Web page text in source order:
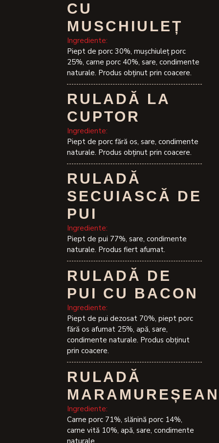
CU
MUSCHIULEȚ
Ingrediente:
Piept de porc 30%, muşchiuleţ porc
25%, carne porc 40%, sare, condimente
naturale. Produs obţinut prin coacere.
RULADĂ LA
CUPTOR
Ingrediente:
Piept de porc fără os, sare, condimente
naturale. Produs obţinut prin coacere.
RULADĂ
SECUIASCĂ DE
PUI
Ingrediente:
Piept de pui 77%, sare, condimente
naturale. Produs fiert afumat.
RULADĂ DE
PUI CU BACON
Ingrediente:
Piept de pui dezosat 70%, piept porc
fără os afumat 25%, apă, sare,
condimente naturale. Produs obținut
prin coacere.
RULADĂ
Ingrediente:
Carne porc 71%, slănină porc 14%,
carne vită 10%, apă, sare, condimente
naturale.